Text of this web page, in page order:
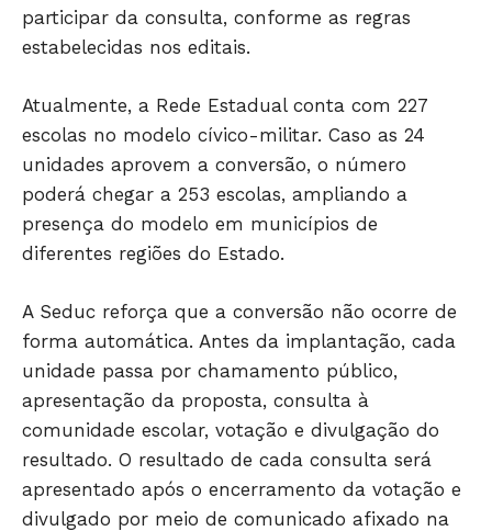
Só Notícias
participar da consulta, conforme as regras
estabelecidas nos editais.
Atualmente, a Rede Estadual conta com 227
escolas no modelo cívico-militar. Caso as 24
unidades aprovem a conversão, o número
poderá chegar a 253 escolas, ampliando a
presença do modelo em municípios de
diferentes regiões do Estado.
A Seduc reforça que a conversão não ocorre de
forma automática. Antes da implantação, cada
unidade passa por chamamento público,
apresentação da proposta, consulta à
comunidade escolar, votação e divulgação do
resultado. O resultado de cada consulta será
apresentado após o encerramento da votação e
divulgado por meio de comunicado afixado na